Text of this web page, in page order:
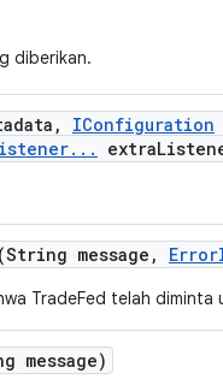
diberikan.
, IConfiguration
. . . extra
(String message , Error
TradeFed telah diminta
message)